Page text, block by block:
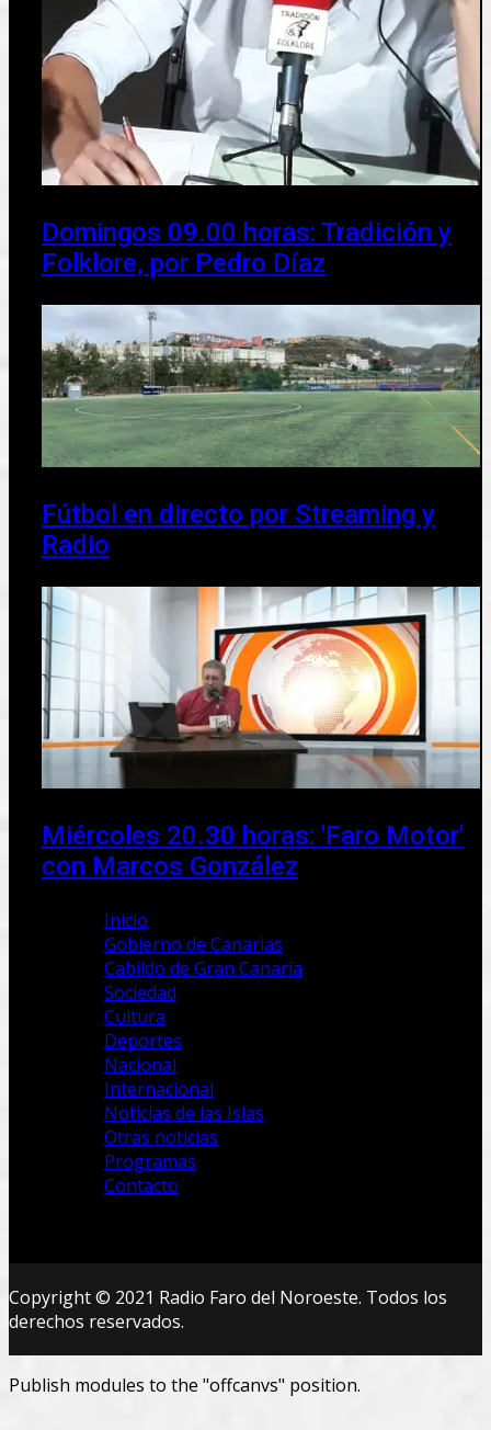
Domingos 09.00 horas: Tradición y
Folklore, por Pedro Díaz
Fútbol en directo por Streaming y
Radio
Miércoles 20.30 horas: 'Faro Motor'
con Marcos González
Inicio
Gobierno de Canarias
Cabildo de Gran Canaria
Sociedad
Cultura
Deportes
Nacional
Internacional
Noticias de las Islas
Otras noticias
Programas
Contacto
Copyright © 2021 Radio Faro del Noroeste. Todos los
derechos reservados.
Publish modules to the "offcanvs" position.